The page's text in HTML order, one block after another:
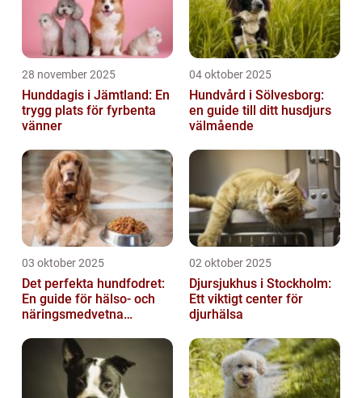
28 november 2025
Hunddagis i Jämtland: En
trygg plats för fyrbenta
vänner
04 oktober 2025
Hundvård i Sölvesborg:
en guide till ditt husdjurs
välmående
03 oktober 2025
Det perfekta hundfodret:
En guide för hälso- och
näringsmedvetna
02 oktober 2025
Djursjukhus i Stockholm:
Ett viktigt center för
djurhälsa